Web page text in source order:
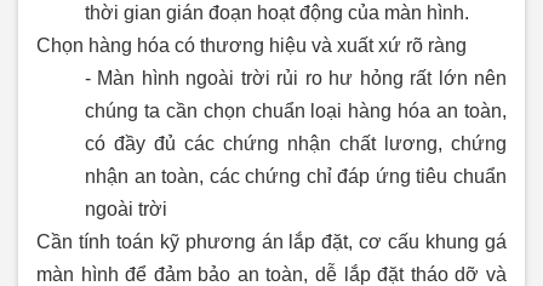
thời gian gián đoạn hoạt động của màn hình.
Chọn hàng hóa có thương hiệu và xuất xứ rõ ràng
- Màn hình ngoài trời rủi ro hư hỏng rất lớn nên
chúng ta cần chọn chuẩn loại hàng hóa an toàn,
có đầy đủ các chứng nhận chất lương, chứng
nhận an toàn, các chứng chỉ đáp ứng tiêu chuẩn
ngoài trời
Cần tính toán kỹ phương án lắp đặt, cơ cấu khung gá
màn hình để đảm bảo an toàn, dễ lắp đặt tháo dỡ và